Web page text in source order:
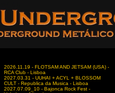
2026.11.19 - FLOTSAM AND JETSAM (USA) -
RCA Club - Lisboa
2027.03.31 - UUHAI + ACYL + BLOSSOM
CULT - Republica da Musica - Lisboa
2027.07.09_10 - Bajonca Rock Fest -